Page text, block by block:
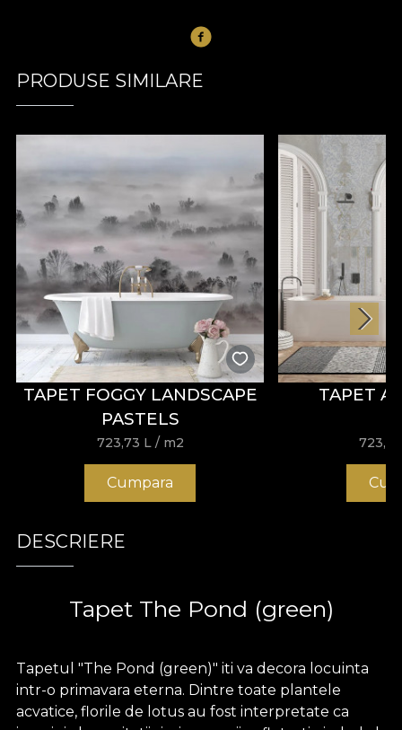
PRODUSE SIMILARE
TAPET FOGGY LANDSCAPE
PASTELS
723,73 L / m2
Cumpara
TAPET
DESCRIERE
Tapet The Pond (green)
Tapetul "The Pond (green)" iti va decora locuinta
intr-o primavara eterna. Dintre toate plantele
acvatice, florile de lotus au fost interpretate ca